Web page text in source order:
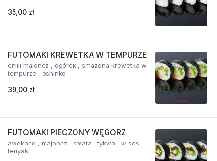
35,00 zł
FUTOMAKI KREWETKA W TEMPURZE
chilli majonez , ogórek , smażona krewetka w
tempurze , oshinko
39,00 zł
FUTOMAKI PIECZONY WĘGORZ
awokado , majonez , sałata , tykwa , w sos
teriyaki